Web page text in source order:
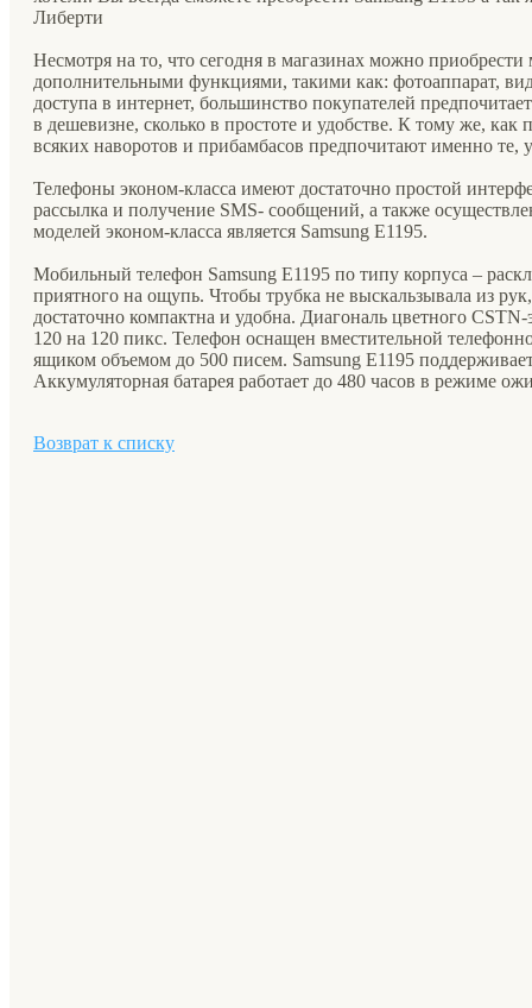
Либерти
Несмотря на то, что сегодня в магазинах можно
дополнительными функциями, такими как: фотоаппарат,
доступа в интернет, большинство покупателей
в дешевизне, сколько в простоте и удобстве. К тому же,
всяких наворотов и прибамбасов предпочитают именно те,
Телефоны эконом-класса имеют достаточно простой
рассылка и получение SMS- сообщений, а также
моделей эконом-класса является Samsung E1195.
Мобильный телефон Samsung E1195 по типу корпуса –
приятного на ощупь. Чтобы трубка не выскальзывала из
достаточно компактна и удобна. Диагональ цветного
120 на 120 пикс. Телефон оснащен вместительной
ящиком объемом до 500 писем. Samsung E1195
Аккумуляторная батарея работает до 480 часов в режиме
Возврат к списку